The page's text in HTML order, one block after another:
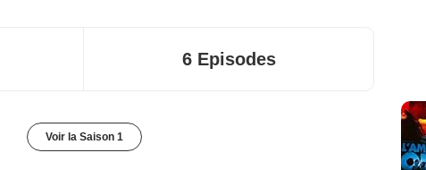
6 Episodes
Voir la Saison 1